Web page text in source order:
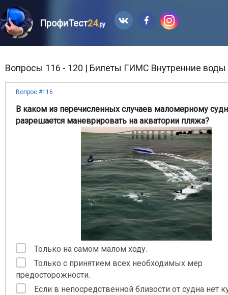
ПрофиТест24.ру
Вопросы 116 - 120 | Билеты ГИМС Внутренние
Вопрос #116
В каком из перечисленных случаев маломерному
разрешается маневрировать на акватории пляжа?
Только на самом малом ходу.
Только с принятием всех необходимых мер
предосторожности.
Если в непосредственной близости от судна нет